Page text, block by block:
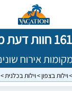
מאומתות!
וילות בצפון וילות בכלנית